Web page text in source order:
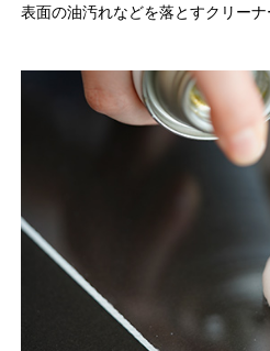
表面の油汚れなどを落とすクリーナ